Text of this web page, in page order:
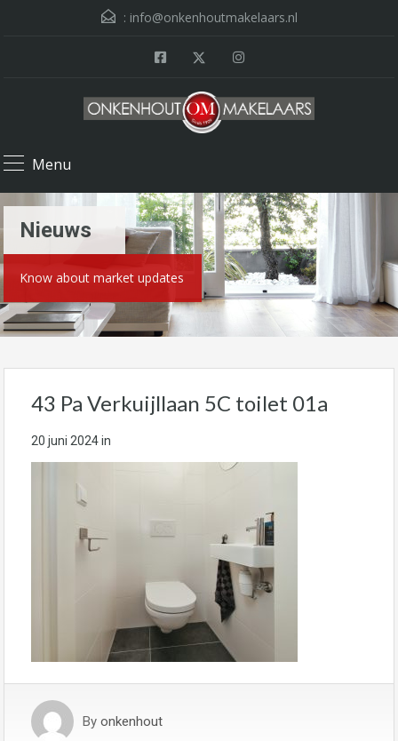
: info@onkenhoutmakelaars.nl
Menu
Nieuws
Know about market updates
43 Pa Verkuijllaan 5C toilet 01a
20 juni 2024in
By onkenhout